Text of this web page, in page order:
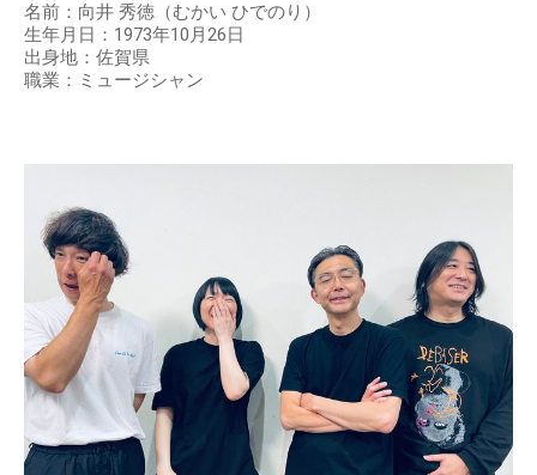
名前：向井 秀徳（むかい ひでのり）
生年月日：1973年10月26日
出身地：佐賀県
職業：ミュージシャン